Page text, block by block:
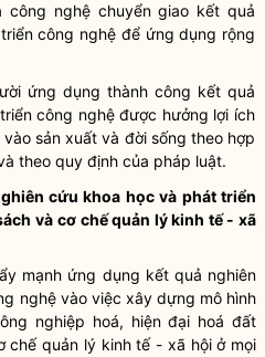
công nghệchuyển giao kết quả
công nghệ để ứng dụng rộng
ứng dụng thành công kết quả
công nghệđược hưởng lợi ích
sản xuất và đời sống theo hợp
theo quy định của pháp luật.
cứukhoa họcvà phát triển
và cơ chế quản lý kinh tế - xã
mạnh ứng dụng kết quả nghiên
nghệvào việc xây dựng mô hình
nghiệp hoá, hiện đại hoá đất
chế quản lý kinh tế - xã hội ở mọi